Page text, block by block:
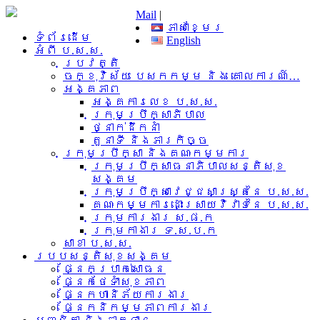
Mail |
ភាសាខ្មែរ
English
ទំព័រដើម
អំពី​ ប.ស.ស.
ប្រវត្តិ
ចក្ខុវិស័យ បេសកកម្ម និង គោលការណ៍…
អង្គភាព
អង្គការលេខ ប.ស.ស.
ក្រុមប្រឹក្សាភិបាល
ថ្នាក់ដឹកនាំ
តួនាទី និងភារកិច្ច
ក្រុមប្រឹក្សា និងគណៈកម្មការ
ក្រុមប្រឹក្សាធនាភិបាលសន្តិសុខ
សង្គម
ក្រុមប្រឹក្សាវេជ្ជសាស្រ្តនៃ ប.ស.ស.
គណៈកម្មការដោះស្រាយវិវាទនៃ ប.ស.ស.
ក្រុមការងារ​ ស.ផ.ក
ក្រុមកាងារ ទ.ស.ប.ក
សាខា ប.ស.ស.
របបសន្តិសុខសង្គម
ផ្នែកប្រាក់សោធន
ផ្នែកថែទាំសុខភាព
ផ្នែកហានិភ័យការងារ
ផ្នែកនិកម្មភាពការងារ